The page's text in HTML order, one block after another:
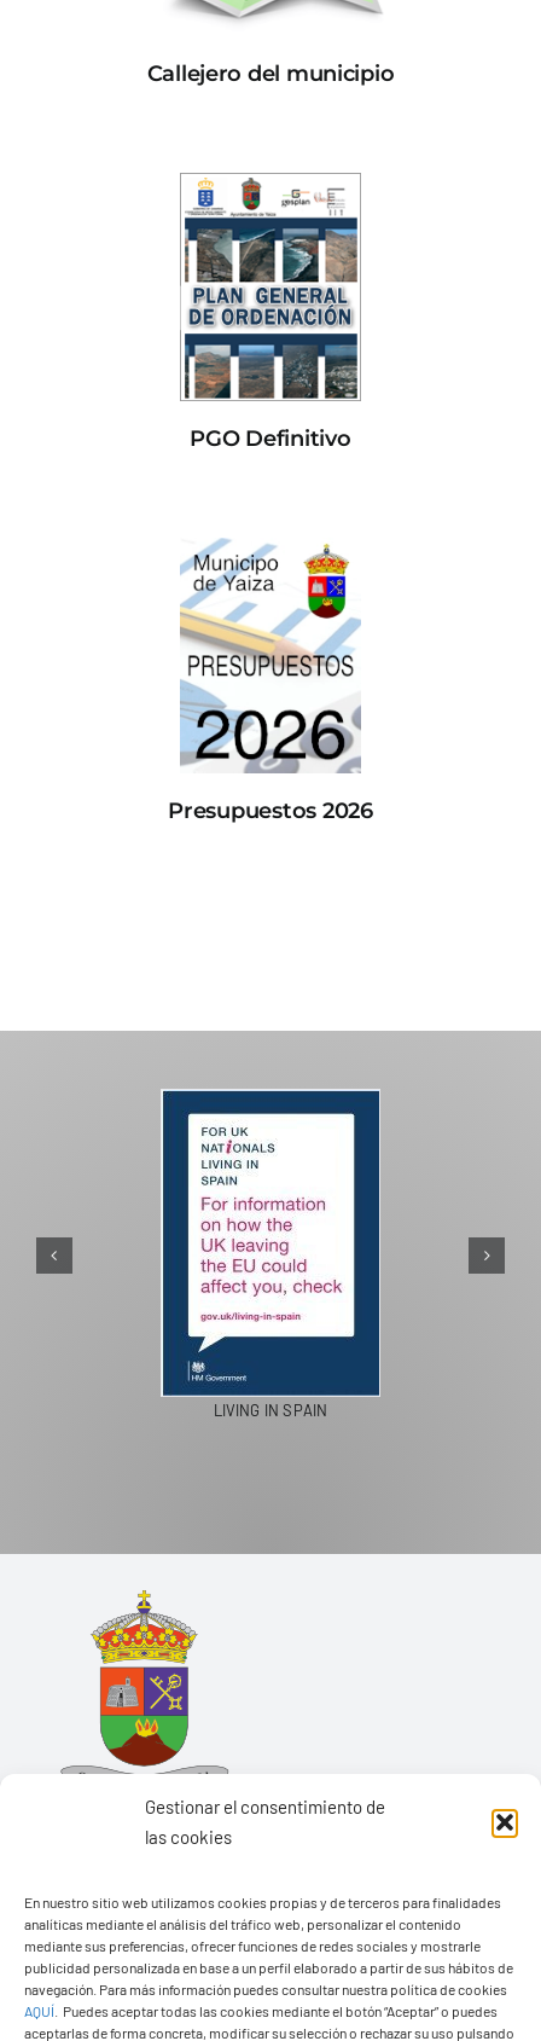
Gestionar el consentimiento de
las cookies
En nuestro sitio web utilizamos cookies propias y de terceros para finalidades
analíticas mediante el análisis del tráfico web, personalizar el contenido
mediante sus preferencias, ofrecer funciones de redes sociales y mostrarle
publicidad personalizada en base a un perfil elaborado a partir de sus hábitos de
navegación. Para más información puedes consultar nuestra política de cookies
AQUÍ
Puedes aceptar todas las cookies mediante el botón “Aceptar” o puedes
aceptarlas de forma concreta, modificar su selección o rechazar su uso pulsando
Callejero del municipio
PGO Definitivo
Presupuestos 2026
LIVING IN SPAIN
Ayuntamiento de Yaiza
Pza. de Los Remedios, 1
35570 – Yaiza
Tel:928 83 62 20